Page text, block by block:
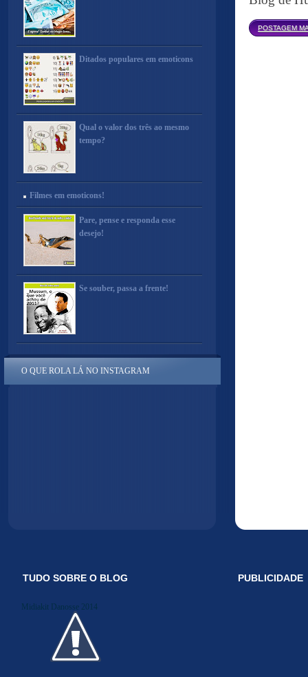
POSTAGEM
Ditados populares em emoticons
Qual o valor dos três ao mesmo
tempo?
Filmes em emoticons!
Pare, pense e responda esse
desejo!
Se souber, passa a frente!
O QUE ROLA LÁ NO INSTAGRAM
TUDO SOBRE O BLOG
Midiakit Danosse 2014
PUBLICIDADE